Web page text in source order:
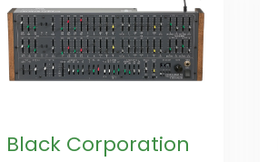
Black Corporation